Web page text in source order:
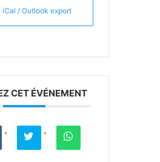
iCal / Outlook export
CET ÉVÉNEMENT